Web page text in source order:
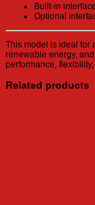
Built-in
Optional
This model is ideal for
renewable energy,
performance,
Related products